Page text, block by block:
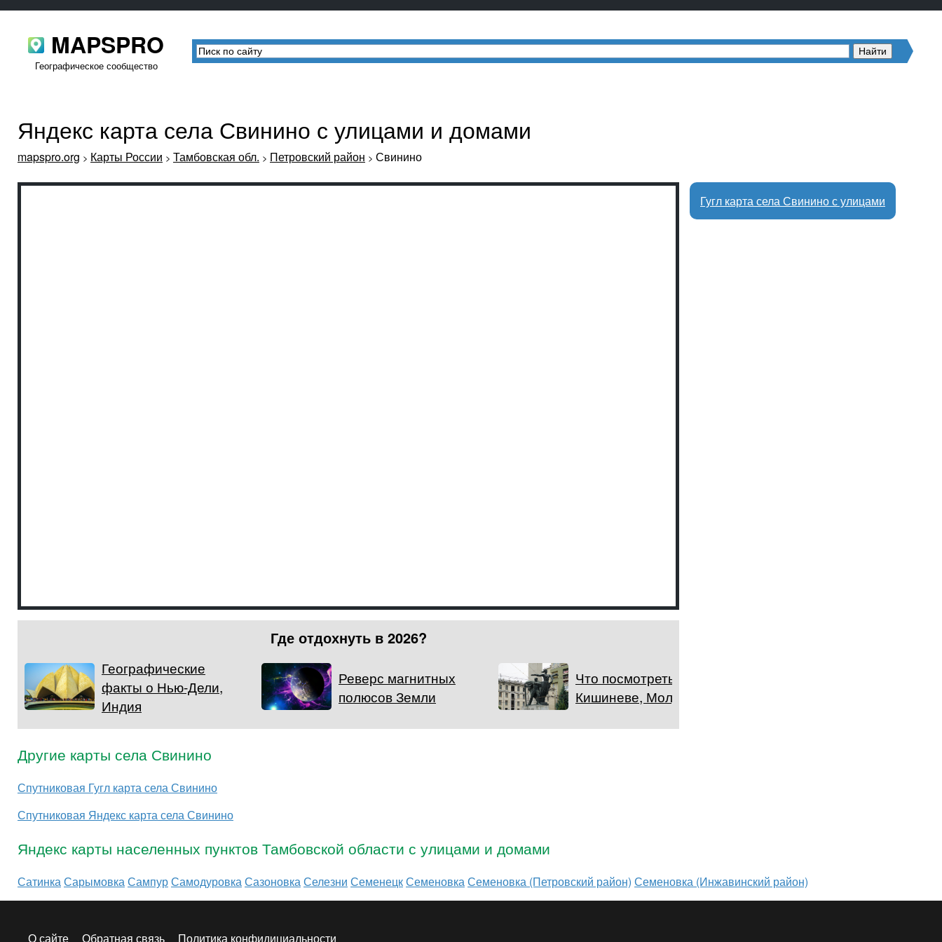
MAPSPRO
Географическое сообщество
Яндекс карта села Свинино с улицами и домами
mapspro.org > Карты России > Тамбовская обл. > Петровский район > Свинино
Где отдохнуть в 2026?
Географические
факты о Нью-Дели,
Индия
Реверс магнитных
полюсов Земли
Что посмотреть в
Кишиневе, Молдова
Гугл карта села Свинино с улицами
Другие карты села Свинино
Спутниковая Гугл карта села Свинино
Спутниковая Яндекс карта села Свинино
Яндекс карты населенных пунктов Тамбовской области с улицами и домами
СатинкаСарымовкаСампурСамодуровкаСазоновкаСелезни СеменецкСеменовкаСеменовка (Петровский район) Семеновка (Инжавинский район)
О сайте Обратная связь Политика конфидициальности